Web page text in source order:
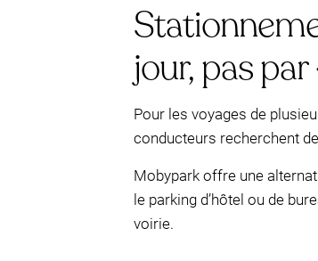
jour, pas
Pour les voyages de
conducteurs recherchent
Mobypark offre une
le parking d’hôtel ou de
voirie.